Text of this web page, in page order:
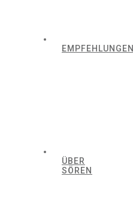
EMPFEHLUNGEN
ÜBER
SÖREN